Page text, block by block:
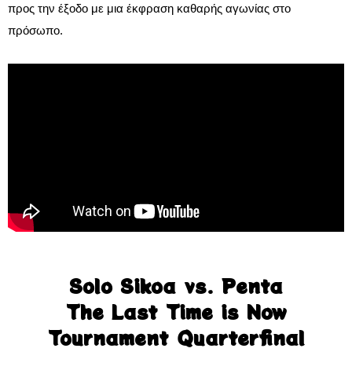
προς την έξοδο με μια έκφραση καθαρής αγωνίας στο
πρόσωπο.
Solo Sikoa vs. Penta
The Last Time is Now
Tournament Quarterfinal